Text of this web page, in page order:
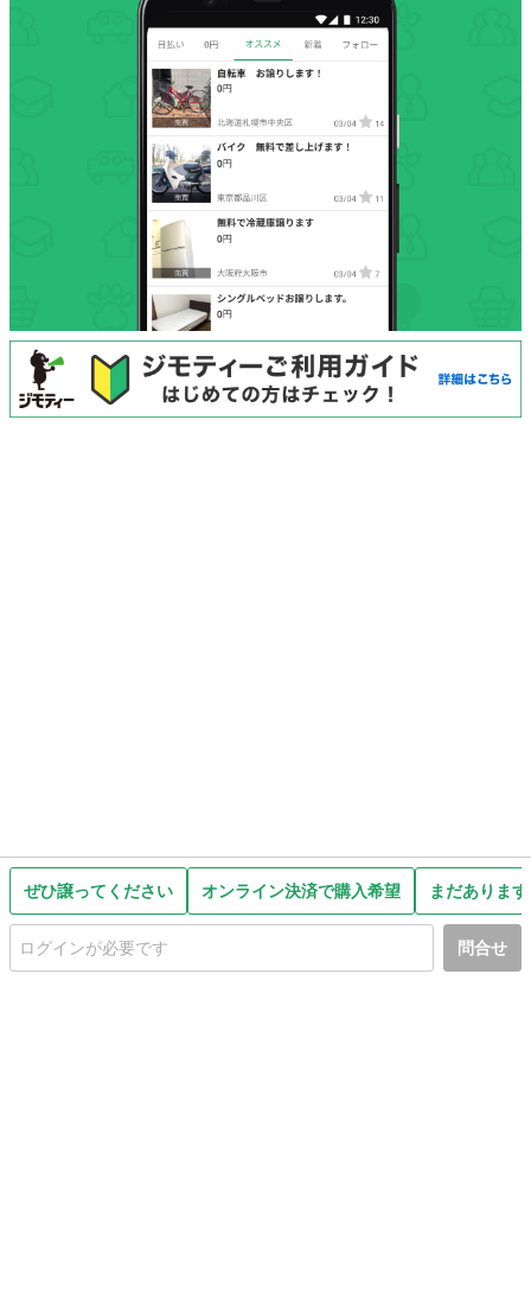
ぜひ譲ってください オンライン決済で購入希望 まだありま
問合せ